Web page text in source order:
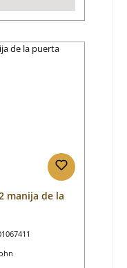
manija de la